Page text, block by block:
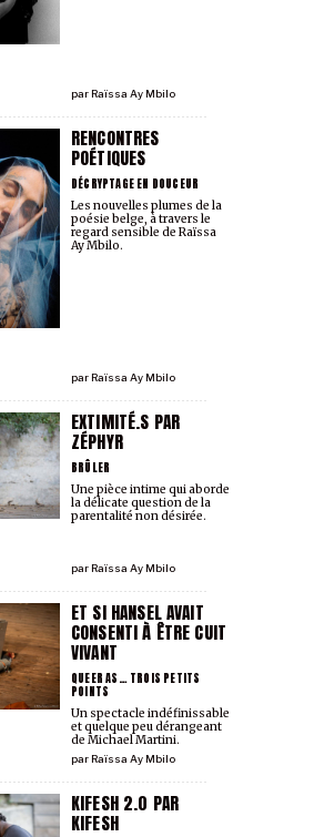
parRaïssa Ay Mbilo
RENCONTRES
POÉTIQUES
DÉCRYPTAGE EN DOUCEUR
parRaïssa Ay Mbilo
Les nouvelles plumes de la
poésie belge, à travers le
regard sensible de Raïssa
Ay Mbilo.
EXTIMITÉ.S PAR
ZÉPHYR
BRÛLER
parRaïssa Ay Mbilo
Une pièce intime qui aborde
la délicate question de la
parentalité non désirée.
ET SI HANSEL AVAIT
CONSENTI À ÊTRE CUIT
VIVANT
QUEER AS… TROIS PETITS
POINTS
parRaïssa Ay Mbilo
Un spectacle indéfinissable
et quelque peu dérangeant
de Michael Martini.
KIFESH 2.0 PAR
KIFESH